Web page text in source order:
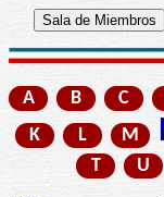
A B C
K
L M
T
U